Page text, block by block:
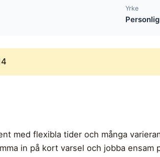
Yrke
med flexibla tider och många
in på kort varsel och jobba ensam